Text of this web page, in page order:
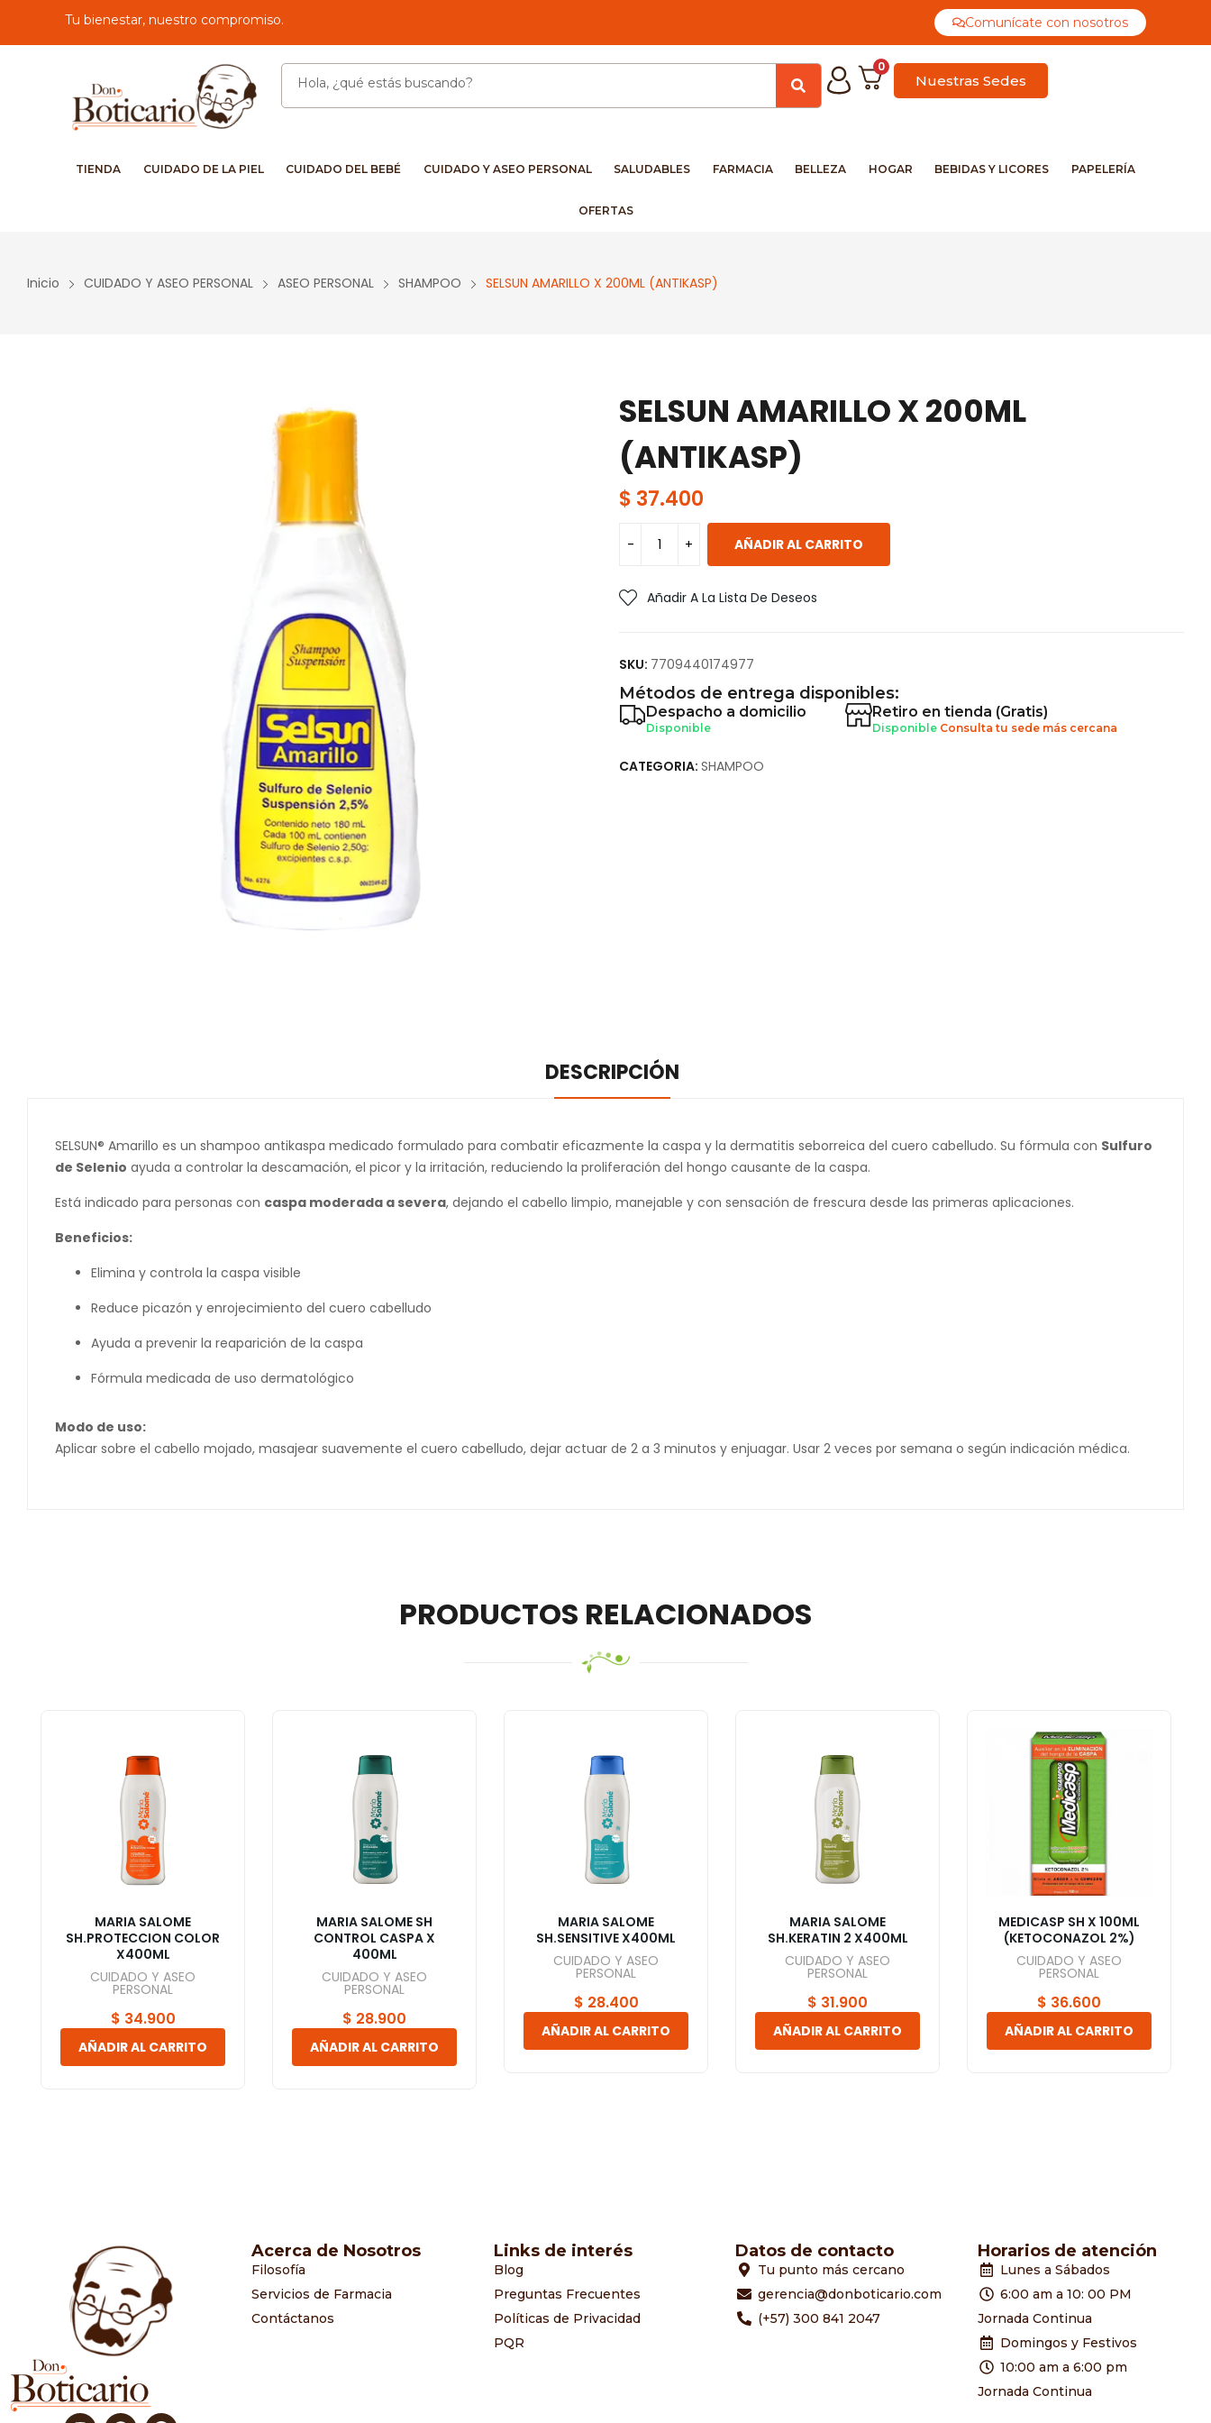
Tu bienestar, nuestro compromiso. Comunícate con nosotros
0
Nuestras Sedes
TIENDA CUIDADO DE LA PIEL CUIDADO DEL BEBÉ CUIDADO Y ASEO PERSONAL SALUDABLES FARMACIA BELLEZA HOGAR BEBIDAS Y LICORES PAPELERÍA
OFERTAS
Inicio CUIDADO Y ASEO PERSONAL ASEO PERSONAL SHAMPOO SELSUN AMARILLO X 200ML (ANTIKASP)
SELSUN AMARILLO X 200ML
(ANTIKASP)
$ 37.400
AÑADIR AL CARRITO
Añadir A La Lista De Deseos
SKU: 7709440174977
Métodos de entrega disponibles:
Despacho a domicilio
Disponible
Retiro en tienda (Gratis)
Disponible Consulta tu sede más cercana
CATEGORIA: SHAMPOO
DESCRIPCIÓN
SELSUN® Amarillo es un shampoo antikaspa medicado formulado para combatir eficazmente la caspa y la dermatitis seborreica del cuero cabelludo. Su fórmula con Sulfuro
de Selenio ayuda a controlar la descamación, el picor y la irritación, reduciendo la proliferación del hongo causante de la caspa.
Está indicado para personas con caspa moderada a severa, dejando el cabello limpio, manejable y con sensación de frescura desde las primeras aplicaciones.
Beneficios:
Elimina y controla la caspa visible
Reduce picazón y enrojecimiento del cuero cabelludo
Ayuda a prevenir la reaparición de la caspa
Fórmula medicada de uso dermatológico
Modo de uso:
Aplicar sobre el cabello mojado, masajear suavemente el cuero cabelludo, dejar actuar de 2 a 3 minutos y enjuagar. Usar 2 veces por semana o según indicación médica.
PRODUCTOS RELACIONADOS
MARIA SALOME
SH.PROTECCION COLOR
X400ML
CUIDADO Y ASEO
PERSONAL
$ 34.900
AÑADIR AL CARRITO
MARIA SALOME SH
CONTROL CASPA X
400ML
CUIDADO Y ASEO
PERSONAL
$ 28.900
AÑADIR AL CARRITO
MARIA SALOME
SH.SENSITIVE X400ML
CUIDADO Y ASEO
PERSONAL
$ 28.400
AÑADIR AL CARRITO
MARIA SALOME
SH.KERATIN 2 X400ML
CUIDADO Y ASEO
PERSONAL
$ 31.900
AÑADIR AL CARRITO
MEDICASP SH X 100ML
(KETOCONAZOL 2%)
CUIDADO Y ASEO
PERSONAL
$ 36.600
AÑADIR AL CARRITO
Acerca de Nosotros
Filosofía
Servicios de Farmacia
Contáctanos
Links de interés
Blog
Preguntas Frecuentes
Políticas de Privacidad
PQR
Datos de contacto
Tu punto más cercano
gerencia@donboticario.com
(+57) 300 841 2047
Horarios de atención
Lunes a Sábados
6:00 am a 10: 00 PM
Jornada Continua
Domingos y Festivos
10:00 am a 6:00 pm
Jornada Continua